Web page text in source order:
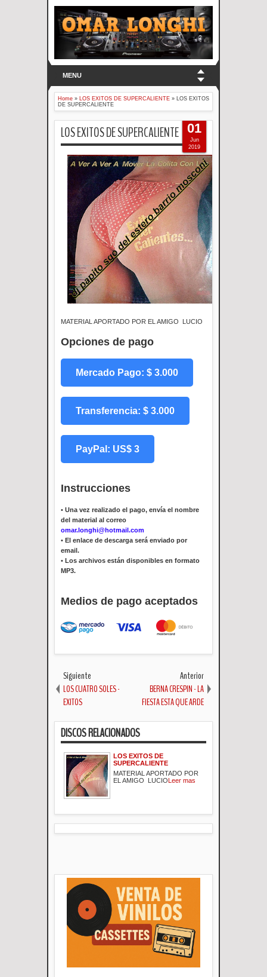
MENU
Home » LOS EXITOS DE SUPERCALIENTE »
LOS EXITOS
DE SUPERCALIENTE
LOS EXITOS DE SUPERCALIENTE
MATERIAL APORTADO POR EL AMIGO LUCIO
Opciones de pago
Mercado Pago: $ 3.000
Transferencia: $ 3.000
PayPal: US$ 3
Instrucciones
• Una vez realizado el pago, envía el nombre
del material al correo
omar.longhi@hotmail.com
• El enlace de descarga será enviado por
email.
• Los archivos están disponibles en formato
MP3.
Medios de pago aceptados
01
Jun
2019
Siguiente
LOS CUATRO SOLES -
EXITOS
Anterior
BERNA CRESPIN - LA
FIESTA ESTA QUE ARDE
DISCOS RELACIONADOS
LOS EXITOS DE
SUPERCALIENTE
MATERIAL APORTADO POR
EL AMIGO LUCIO Leer mas